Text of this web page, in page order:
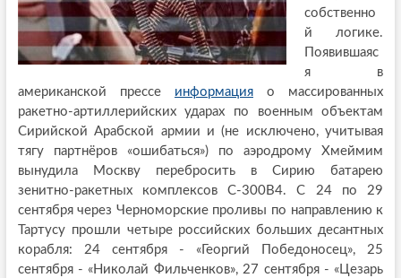
собственно
й логике.
Появившаяс
я в
американской прессе информацияо массированных
ракетно-артиллерийских ударах по военным объектам
Сирийской Арабской армии и (не исключено, учитывая
тягу партнёров «ошибаться») по аэродрому Хмеймим
вынудила Москву перебросить в Сирию батарею
зенитно-ракетных комплексов С-300B4. С 24 по 29
сентября через Черноморские проливы по направлению к
Тартусу прошли четыре российских больших десантных
корабля: 24 сентября - «Георгий Победоносец», 25
сентября - «Николай Фильченков», 27 сентября - «Цезарь